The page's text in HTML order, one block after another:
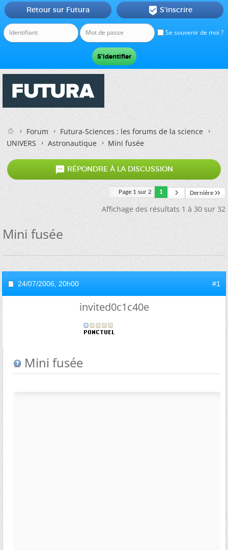
Se souvenir de moi ?
Retour sur Futura  S'inscrire
Forum
Futura-Sciences : les forums de la science
UNIVERS
Astronautique Mini fusée
 RÉPONDRE À LA DISCUSSION
Page 1 sur 2 1 Dernière
Affichage des résultats 1 à 30 sur 32
Mini fusée
24/07/2006, 20h00 #1
invited0c1c40e
Mini fusée